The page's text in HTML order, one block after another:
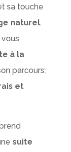
sa touche
naturel.
vous
à la
parcours;
et
suite